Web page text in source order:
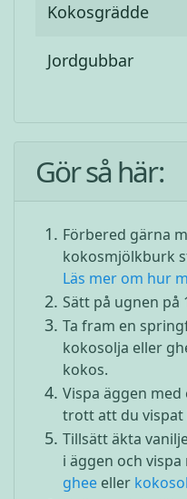
Kokosgrädde
Jordgubbar
Gör så här:
Förbered gärna
kokosmjölkburk
Läs mer om hur
Sätt på ugnen på
Ta fram en
kokosolja eller
kokos.
Vispa äggen
trott att du vispat
Tillsätt äkta
i äggen och
ghee eller